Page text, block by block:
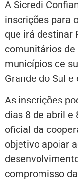
A Sicredi
inscrições para
que irá destinar
comunitários
municípios de
Grande do Sul
As inscrições
dias 8 de abril e
oficial da
objetivo apoiar
compromisso